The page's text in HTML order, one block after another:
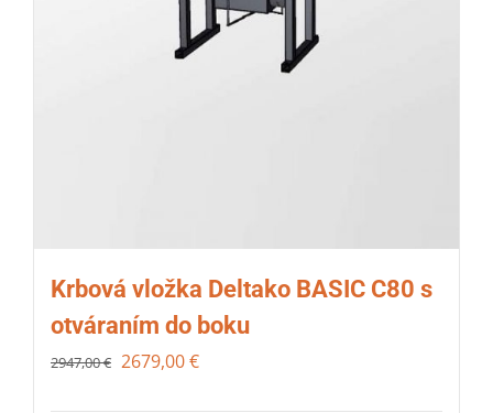
Krbová vložka Deltako BASIC C80 s
otváraním do boku
2947,00€ 2679,00€